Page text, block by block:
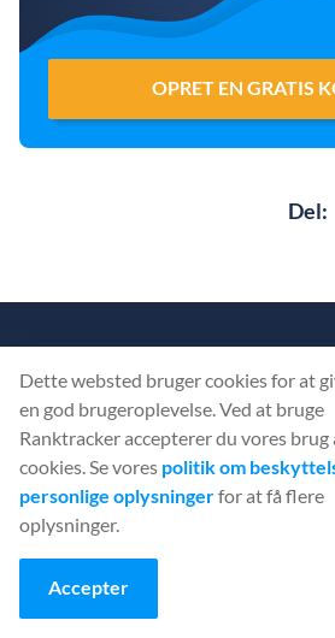
OPRET EN GRATIS
Del:
Begynd at
Ranktracker...
Find ud af, hvad der forhindrer dit
ranglisten.
Dette websted bruger cookies for at
en god brugeroplevelse. Ved at bruge
Ranktracker accepterer du vores brug
cookies. Se vores politik om
personlige oplysningerfor at få flere
oplysninger.
Accepter